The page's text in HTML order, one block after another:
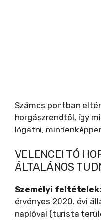
Számos pontban
horgászrendtől, így
lógatni,
VELENCEI TÓ
ÁLTALÁNOS
Személyi feltételek:
érvényes 2020. évi
naplóval (turista